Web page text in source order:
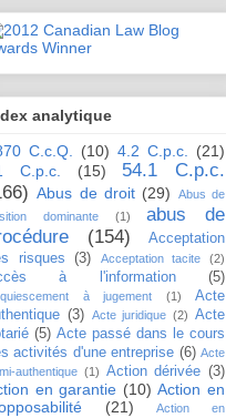
analytique
C.c.Q. (10) 4.2 C.p.c. (21)
C.p.c.
(15)
54.1 C.p.c.
Abus de droit (29)
Abus de
dominante
(1)
abus de
(154)
Acceptation
risques
(3) Acceptation tacite (2)
à l'information (5)
à jugement (1)
Acte
(3) Acte juridique (2) Acte
(5) Acte passé dans le cours
activités d'une entreprise (6) Acte
authentique (1) Action dérivée (3)
en garantie (10) Action en
(21)
Action en